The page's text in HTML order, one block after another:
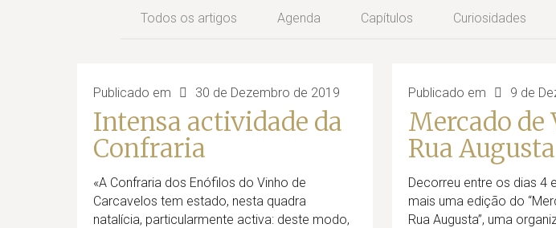
Todos os artigos Agenda Capítulos Curiosidades
Publicado em 30 de Dezembro de 2019
Intensa actividade da
Confraria
«A Confraria dos Enófilos do Vinho de
Carcavelos tem estado, nesta quadra
natalícia, particularmente activa: deste modo,
Publicado em 9 de
Mercado de
Rua Augusta
Decorreu entre os dias 4
mais uma edição do
Rua Augusta”, uma